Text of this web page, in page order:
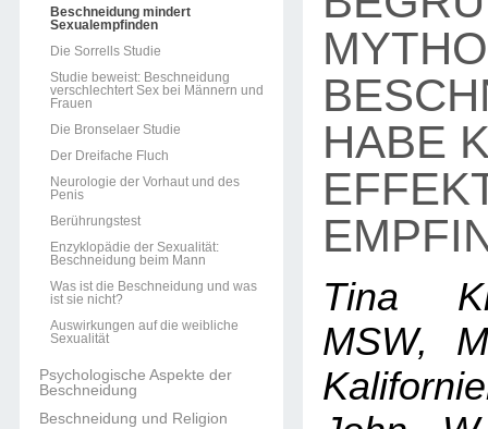
Beschneidung mindert
Sexualempfinden
Die Sorrells Studie
Studie beweist: Beschneidung
verschlechtert Sex bei Männern und
Frauen
Die Bronselaer Studie
Der Dreifache Fluch
Neurologie der Vorhaut und des
Penis
Berührungstest
Enzyklopädie der Sexualität:
Beschneidung beim Mann
Was ist die Beschneidung und was
ist sie nicht?
Auswirkungen auf die weibliche
Sexualität
Psychologische Aspekte der
Beschneidung
Beschneidung und Religion
HABE
Tina
MSW,